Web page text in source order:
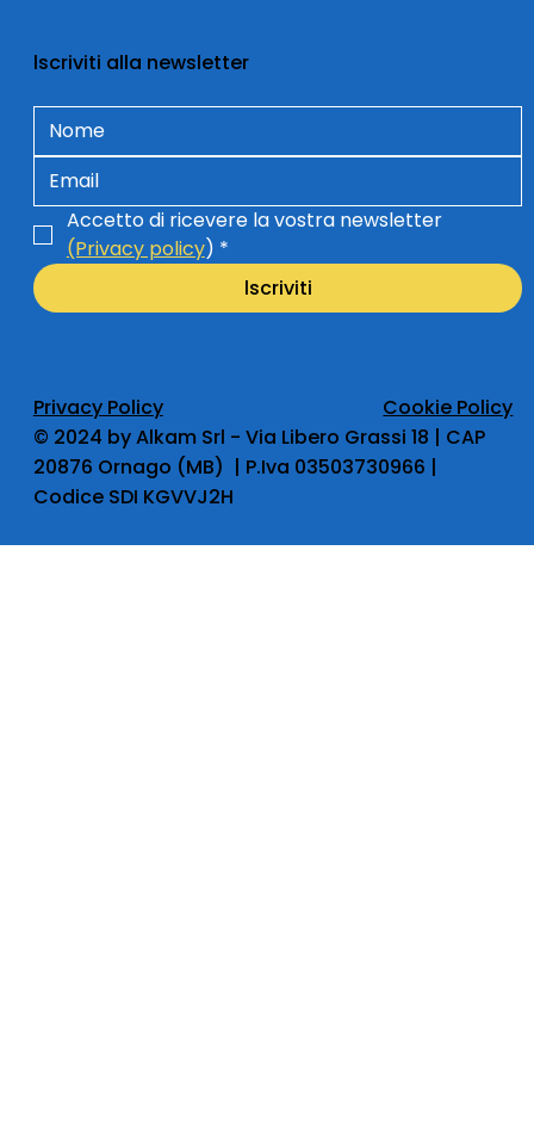
lscriviti alla newsletter
Accetto di ricevere la vostra newsletter
(Privacy policy) *
lscriviti
​© 2024 by Alkam Srl - Via Libero Grassi 18 | CAP
20876 Ornago (MB) | P.Iva 03503730966 |
Codice SDI KGVVJ2H
Privacy Policy Cookie Policy